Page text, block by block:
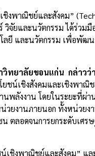
งพาณิชย์และสังคม”
วิจัยและนวัตกรรม ได้ร่วม
ยี และนวัตกรรม เพื่อพัฒ
วิทยาลัยขอนแก่น กล่าวว่า
ชน์เชิงสังคมและเชิงพา
พลังงาน โดยในระยะที่ผ่
ยงานภายนอก ทั้งหน่วย
ตลอดจนการยกระดับเศ
เชิงพาณิชย์และสังคม” แ